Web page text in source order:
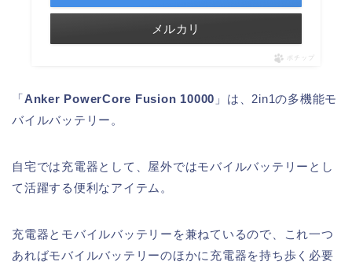
メルカリ
ポチップ
「Anker PowerCore Fusion 10000 」は、2in1の多機能モ
バイルバッテリー。
自宅では充電器として、屋外ではモバイルバッテリーとし
て活躍する便利なアイテム。
充電器とモバイルバッテリーを兼ねているので、これ一つ
あればモバイルバッテリーのほかに充電器を持ち歩く必要